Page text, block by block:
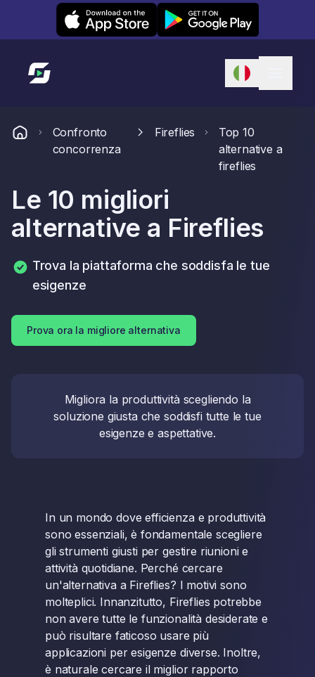
Leexi on iOS Leexi on Android
Link alla homepage
Confronto
concorrenza
Fireflies
Top 10
alternative a
fireflies
Le 10 migliori
alternative a Fireflies
Trova la piattaforma che soddisfa le tue
esigenze
Prova ora la migliore alternativa
Migliora la produttività scegliendo la
soluzione giusta che soddisfi tutte le tue
esigenze e aspettative.
In un mondo dove efficienza e produttività
sono essenziali, è fondamentale scegliere
gli strumenti giusti per gestire riunioni e
attività quotidiane. Perché cercare
un'alternativa a Fireflies? I motivi sono
molteplici. Innanzitutto, Fireflies potrebbe
non avere tutte le funzionalità desiderate e
può risultare faticoso usare più
applicazioni per esigenze diverse. Inoltre,
è naturale cercare il miglior rapporto